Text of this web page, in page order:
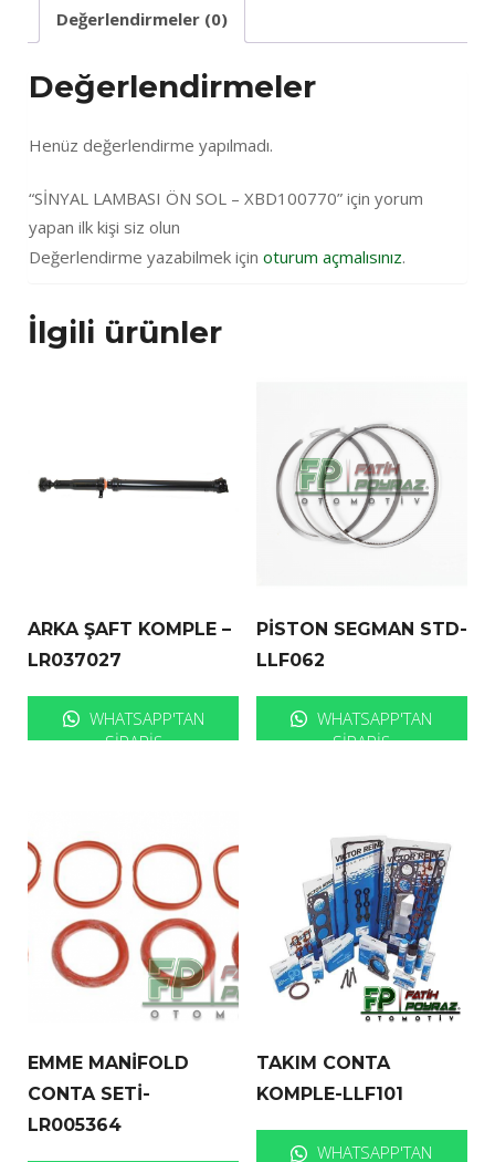
Değerlendirmeler (0)
Değerlendirmeler
Henüz değerlendirme yapılmadı.
“SİNYAL LAMBASI ÖN SOL – XBD100770” için yorum
yapan ilk kişi siz olun
Değerlendirme yazabilmek için oturum açmalısınız.
İlgili ürünler
ARKA ŞAFT KOMPLE –
LR037027
WHATSAPP'TAN
SIPARIŞ
PİSTON SEGMAN STD-
LLF062
WHATSAPP'TAN
SIPARIŞ
EMME MANİFOLD
CONTA SETİ-
LR005364
TAKIM CONTA
KOMPLE-LLF101
WHATSAPP'TAN